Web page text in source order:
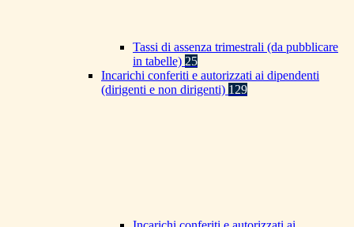
Tassi di assenza trimestrali (da pubblicare
in tabelle) 25
Incarichi conferiti e autorizzati ai dipendenti
(dirigenti e non dirigenti) 129